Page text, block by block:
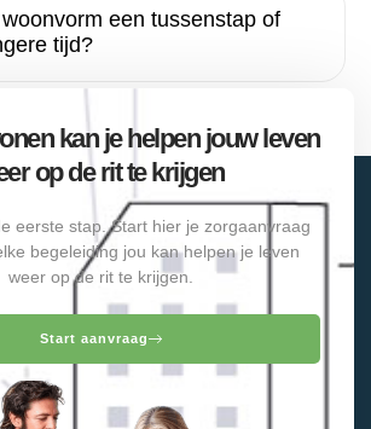
een tussenstap of
tijd?
kan je helpen jouw leven
op de rit te krijgen
eerste stap. Start hier je zorgaanvraag
begeleiding jou kan helpen je leven
weer op de rit te krijgen.
Start aanvraag